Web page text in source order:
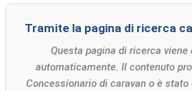
Tramite la pagina di ricerca
Questa pagina di ricerca viene
automaticamente. Il contenuto
Concessionario di caravan o è